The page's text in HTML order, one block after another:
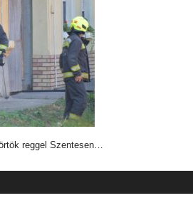
reggel Szentesen…